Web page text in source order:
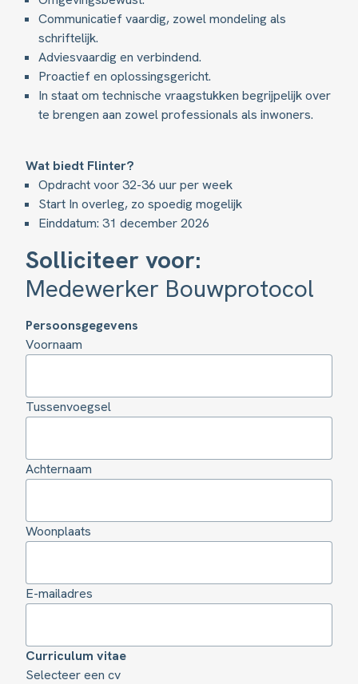
Communicatief vaardig, zowel mondeling als
schriftelijk.
Adviesvaardig en verbindend.
Proactief en oplossingsgericht.
In staat om technische vraagstukken begrijpelijk over
te brengen aan zowel professionals als inwoners.
Wat biedt Flinter?
Opdracht voor 32-36 uur per week
Start In overleg, zo spoedig mogelijk
Einddatum: 31 december 2026
Solliciteer voor:
Medewerker Bouwprotocol
Persoonsgegevens
Voornaam
Tussenvoegsel
Achternaam
Woonplaats
E-mailadres
Curriculum vitae
Selecteer een cv